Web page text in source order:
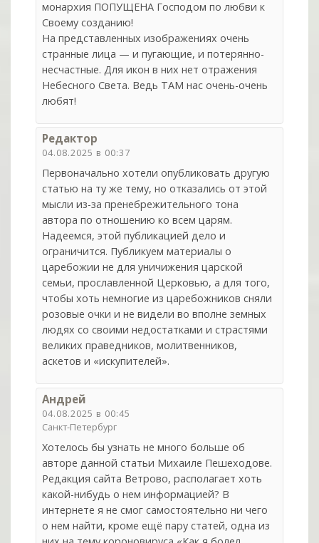
монархия ПОПУЩЕНА Господом по любви к
Своему созданию!
На представленных изображениях очень
странные лица — и пугающие, и потерянно-
несчастные. Для икон в них нет отражения
Небесного Света. Ведь ТАМ нас очень-очень
любят!
Редактор
04.08.2025 в 00:37
Первоначально хотели опубликовать другую
статью на ту же тему, но отказались от этой
мысли из-за пренебрежительного тона
автора по отношению ко всем царям.
Надеемся, этой публикацией дело и
ограничится. Публикуем материалы о
царебожии не для уничижения царской
семьи, прославленной Церковью, а для того,
чтобы хоть немногие из царебожников сняли
розовые очки и не видели во вполне земных
людях со своими недостатками и страстями
великих праведников, молитвенников,
аскетов и «искупителей».
Андрей
04.08.2025 в 00:45
Санкт-Петербург
Хотелось бы узнать не много больше об
авторе данной статьи Михаиле Пешеходове.
Редакция сайта Ветрово, располагает хоть
какой-нибудь о нем информацией? В
интернете я не смог самостоятельно ни чего
о нем найти, кроме ещё пару статей, одна из